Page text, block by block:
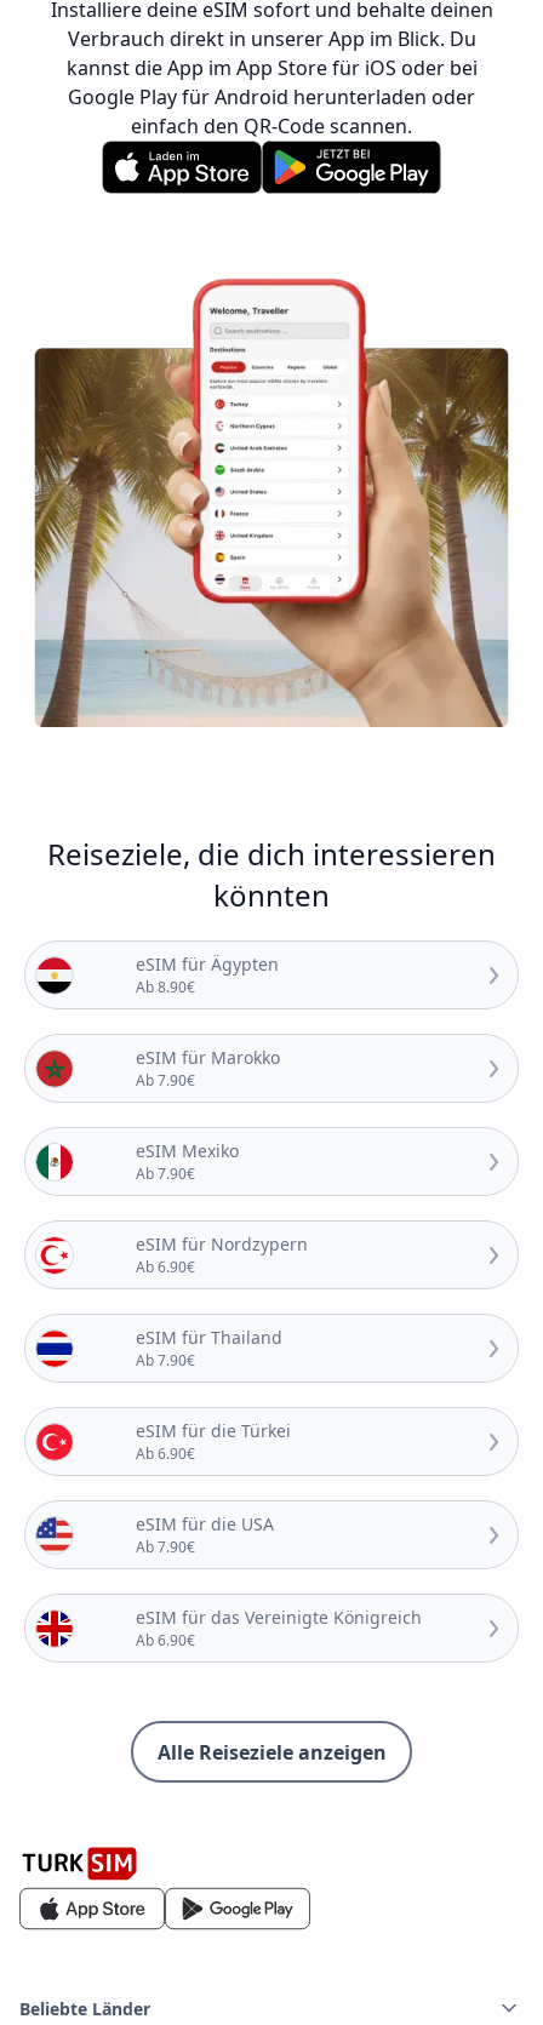
Installiere deine eSIM sofort und behalte deinen
Verbrauch direkt in unserer App im Blick. Du
kannst die App im App Store für iOS oder bei
Google Play für Android herunterladen oder
einfach den QR-Code scannen.
Reiseziele, die dich interessieren
könnten
eSIM für Ägypten
Ab 8.90€
eSIM für Marokko
Ab 7.90€
eSIM Mexiko
Ab 7.90€
eSIM für Nordzypern
Ab 6.90€
eSIM für Thailand
Ab 7.90€
eSIM für die Türkei
Ab 6.90€
eSIM für die USA
Ab 7.90€
eSIM für das Vereinigte Königreich
Ab 6.90€
Alle Reiseziele anzeigen
Beliebte Länder